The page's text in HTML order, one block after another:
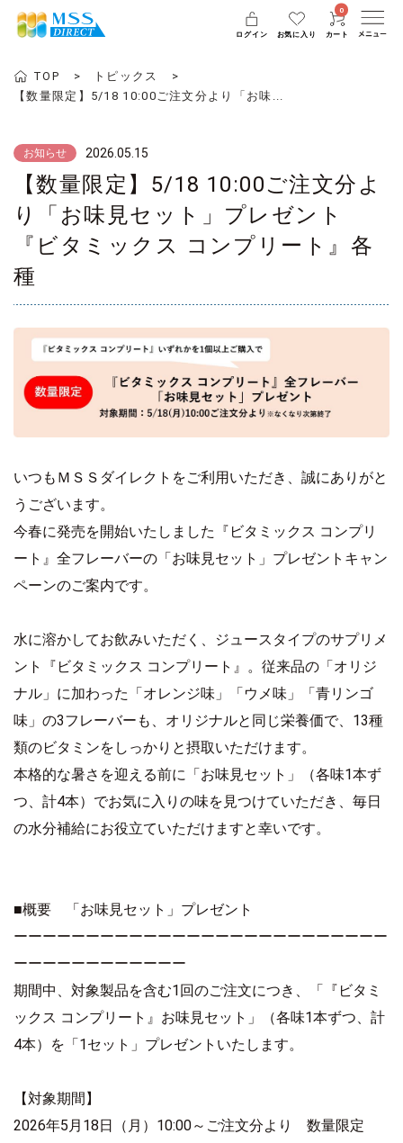
ログイン お気に入り
0
カート
TOP
トピックス
【数量限定】5/18 10:00ご注文分より「お味...
お知らせ 2026.05.15
【数量限定】5/18 10:00ご注文分よ
り「お味見セット」プレゼント
『ビタミックス コンプリート』各
種
いつもＭＳＳダイレクトをご利用いただき、誠にありがと
うございます。
今春に発売を開始いたしました『ビタミックス コンプリ
ート』全フレーバーの「お味見セット」プレゼントキャン
ペーンのご案内です。
水に溶かしてお飲みいただく、ジュースタイプのサプリメ
ント『ビタミックス コンプリート』。従来品の「オリジ
ナル」に加わった「オレンジ味」「ウメ味」「青リンゴ
味」の3フレーバーも、オリジナルと同じ栄養価で、13種
類のビタミンをしっかりと摂取いただけます。
本格的な暑さを迎える前に「お味見セット」（各味1本ず
つ、計4本）でお気に入りの味を見つけていただき、毎日
の水分補給にお役立ていただけますと幸いです。
■概要 「お味見セット」プレゼント
ーーーーーーーーーーーーーーーーーーーーーーーーーー
ーーーーーーーーーーーー
期間中、対象製品を含む1回のご注文につき、「『ビタミ
ックス コンプリート』お味見セット」（各味1本ずつ、計
4本）を「1セット」プレゼントいたします。
【対象期間】
2026年5月18日（月）10:00～ご注文分より 数量限定